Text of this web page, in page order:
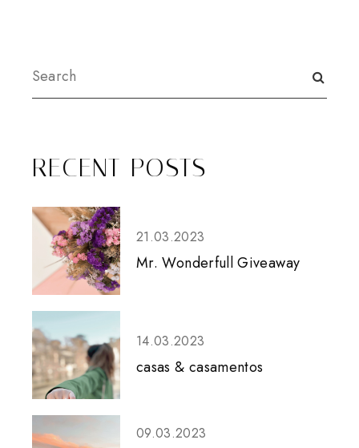
RECENT POSTS
21.03.2023
Mr. Wonderfull Giveaway
14.03.2023
casas & casamentos
09.03.2023